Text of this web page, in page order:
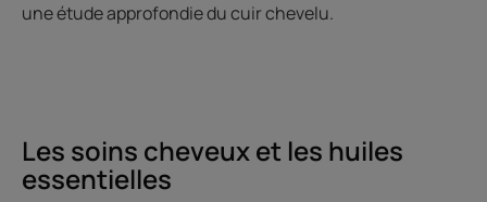
une étude approfondie du cuir chevelu.
Les soins cheveux et les huiles
essentielles